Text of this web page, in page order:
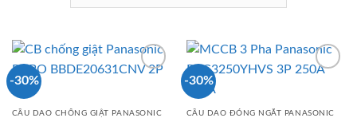
-30%
CẦU DAO CHỐNG GIẬT PANASONIC
-30%
CẦU DAO ĐÓNG NGẮT PANASONIC